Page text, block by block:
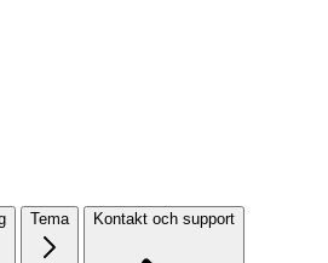
Tema Kontakt och support